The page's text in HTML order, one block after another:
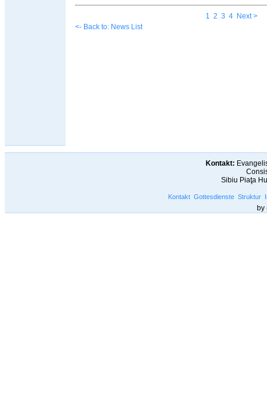
1 2 3 4 Next >
<- Back to: News List
Kontakt:
Sibiu Piaţa
Kontakt Gottesdienste Struktur
by